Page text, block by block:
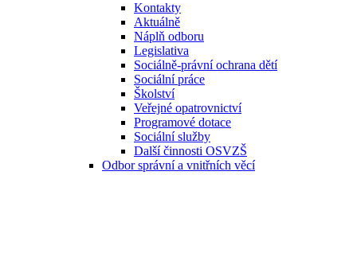
Kontakty
Aktuálně
Náplň odboru
Legislativa
Sociálně-právní ochrana dětí
Sociální práce
Školství
Veřejné opatrovnictví
Programové dotace
Sociální služby
Další činnosti OSVZŠ
Odbor správní a vnitřních věcí